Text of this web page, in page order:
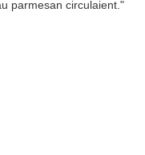
parmesan circulaient."